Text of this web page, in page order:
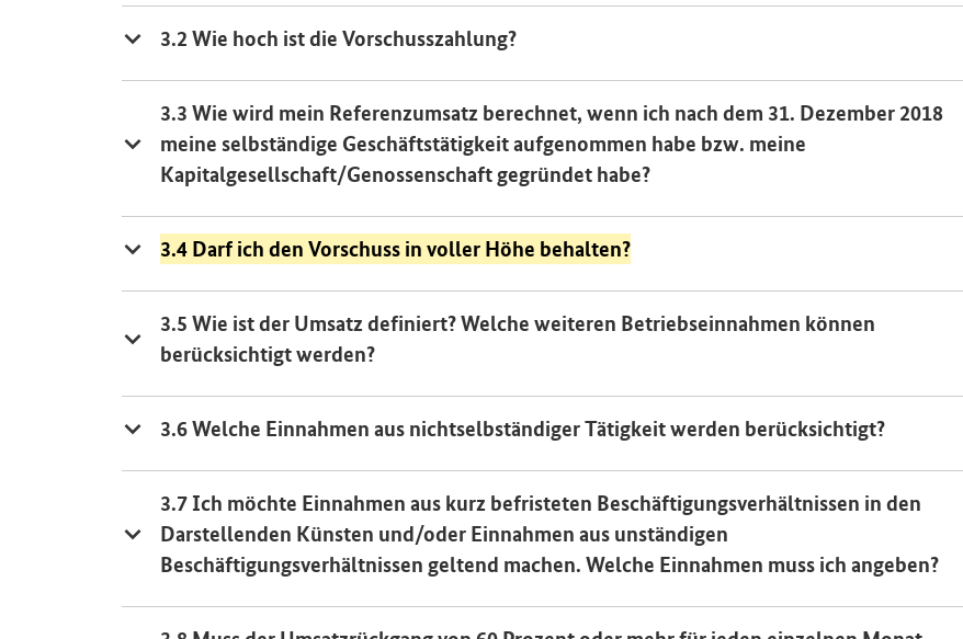
3.2 Wie hoch ist die Vorschusszahlung?
3.3 Wie wird mein Referenzumsatz berechnet, wenn ich nach dem 31. Dezember 2018
meine selbständige Geschäftstätigkeit aufgenommen habe bzw. meine
Kapitalgesellschaft/Genossenschaft gegründet habe?
3.4 Darf ich den Vorschuss in voller Höhe behalten?
3.5 Wie ist der Umsatz definiert? Welche weiteren Betriebseinnahmen können
berücksichtigt werden?
3.6 Welche Einnahmen aus nichtselbständiger Tätigkeit werden berücksichtigt?
3.7 Ich möchte Einnahmen aus kurz befristeten Beschäftigungsverhältnissen in den
Darstellenden Künsten und/oder Einnahmen aus unständigen
Beschäftigungsverhältnissen geltend machen. Welche Einnahmen muss ich angeben?